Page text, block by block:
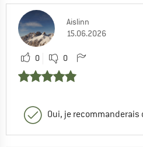
Aislinn
15.06.2026
0 0
Oui, je